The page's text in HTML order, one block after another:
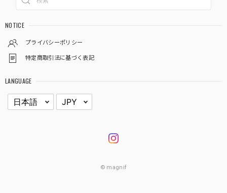
NOTICE
プライバシーポリシー
特定商取引法に基づく表記
LANGUAGE
© magnif